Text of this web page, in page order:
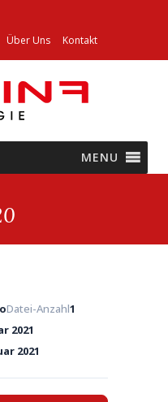
Über Uns Kontakt
MENU
Datei-Anzahl1
2021
2021